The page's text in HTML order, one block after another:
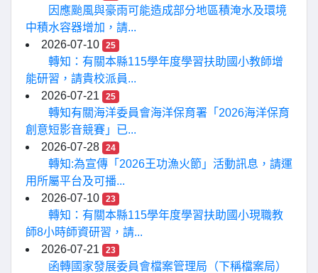
因應颱風與豪雨可能造成部分地區積淹水及環境
中積水容器增加，請...
2026-07-10
25
轉知：有關本縣115學年度學習扶助國小教師增
能研習，請貴校派員...
2026-07-21
25
轉知有關海洋委員會海洋保育署「2026海洋保育
創意短影音競賽」已...
2026-07-28
24
轉知:為宣傳「2026王功漁火節」活動訊息，請運
用所屬平台及可播...
2026-07-10
23
轉知：有關本縣115學年度學習扶助國小現職教
師8小時師資研習，請...
2026-07-21
23
函轉國家發展委員會檔案管理局（下稱檔案局）